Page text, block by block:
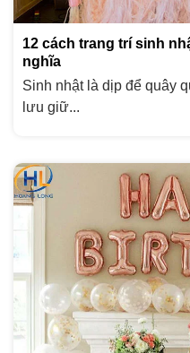
12 cách trang trí sinh
nghĩa
Sinh nhật là dịp để quây
lưu giữ...